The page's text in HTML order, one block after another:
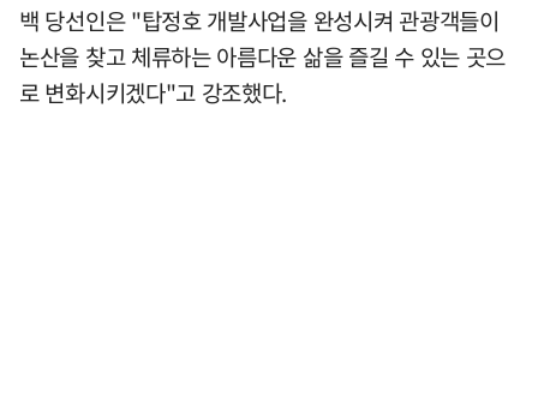
백 당선인은 "탑정호 개발사업을 완성시켜 관광객들이
논산을 찾고 체류하는 아름다운 삶을 즐길 수 있는 곳으
로 변화시키겠다"고 강조했다.